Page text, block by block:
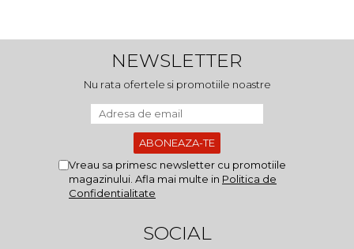
NEWSLETTER
Nu rata ofertele si promotiile noastre
Vreau sa primesc newsletter cu promotiile
magazinului. Afla mai multe in Politica de
Confidentialitate
SOCIAL